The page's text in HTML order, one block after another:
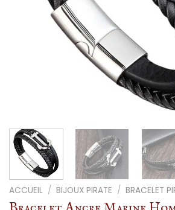
ACCUEIL / BIJOUX PIRATE / BRACELET